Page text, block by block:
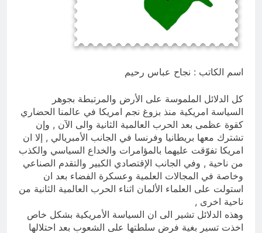
الولاية التكوينية / راي الفلسفة
التجريدية للانسان
اسم الكاتب : نجاح عباس رحيم
كل الدلائل الملموسة على الأرض والمرتبطة بجوهر
السياسة امريكية منذ بزوغ نجم امريكا في عالمنا الحضاري
كقوة عظمى بعد الحرب العالمية الثانية والى الآن , وإن
تشترك معها بريطانيا وفرنسا في الجانب الأمبريالي , إلا ان
امريكا تفوّقت عليهما بالمؤامرات والخداع السياسي والكذب
من ناحية , وفي الجانب الإقتصادي الكبير والتقدم الصناعي
وخاصة في المجالات العلمية وعسكرة الفضاء بعد ان
استولت على العلماء الألمان اثناء الحرب العالمية الثانية من
ناحية اخرى ,
وهذه الدلائل تشير الى ان السياسة الأمريكية بشكل خاص
اخذت تسير بغية فرض سلطتها على الشعوب بعد احتلالها